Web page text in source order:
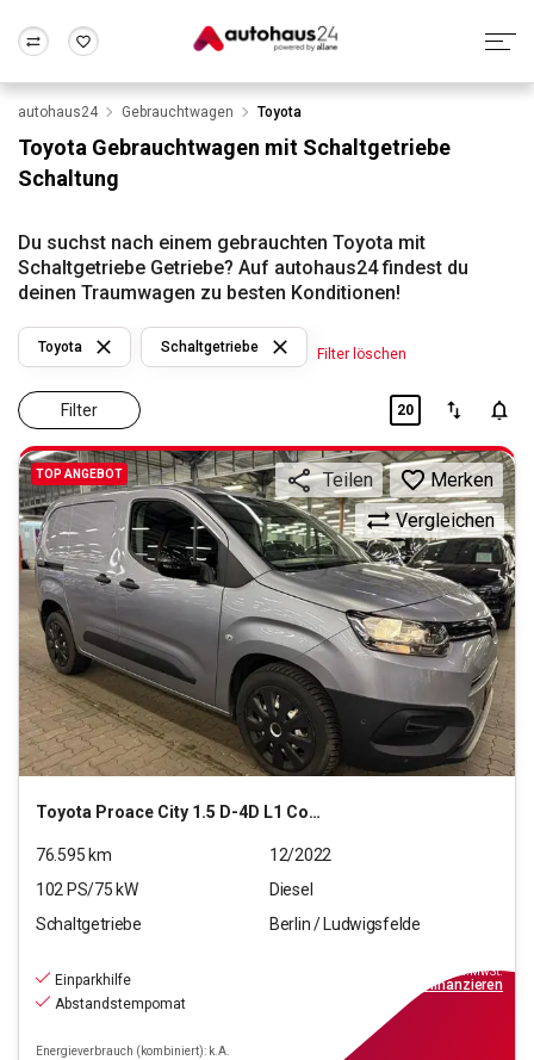
Wir bewerten dein Auto
Alle Fragen & Antworten
Rund um die Inzahlungnahme
autohaus24 Gebrauchtwagen Toyota
Toyota Gebrauchtwagen mit Schaltgetriebe
Schaltung
Du suchst nach einem gebrauchten Toyota mit
Schaltgetriebe Getriebe? Auf autohaus24 findest du
deinen Traumwagen zu besten Konditionen!
Filter
Toyota Schaltgetriebe Filter löschen
20
TOP ANGEBOT
Toyota Proace City 1.5 D-4D L1 Comfort S/S (EURO 6d)
Vergleichen
Teilen Merken
76.595 km
12/2022
102 PS/75 kW
Diesel
Schaltgetriebe
Berlin / Ludwigsfelde
Einparkhilfe
Abstandstempomat
Energieverbrauch (kombiniert): k.A.
inkl.MwSt.
finanzieren